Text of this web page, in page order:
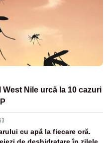
Nile urcă la 10 cazuri
cu apă la fiecare oră.